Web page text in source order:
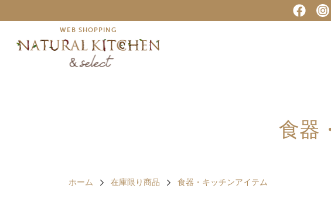
WEB SHOPPING
食器
ホーム 在庫限り商品 食器・キッチンアイテム